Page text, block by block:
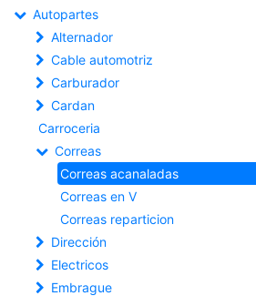
Autopartes
Alternador
Cable automotriz
Carburador
Cardan
Carroceria
Correas
Correas acanaladas
Correas en V
Correas reparticion
Dirección
Electricos
Embrague